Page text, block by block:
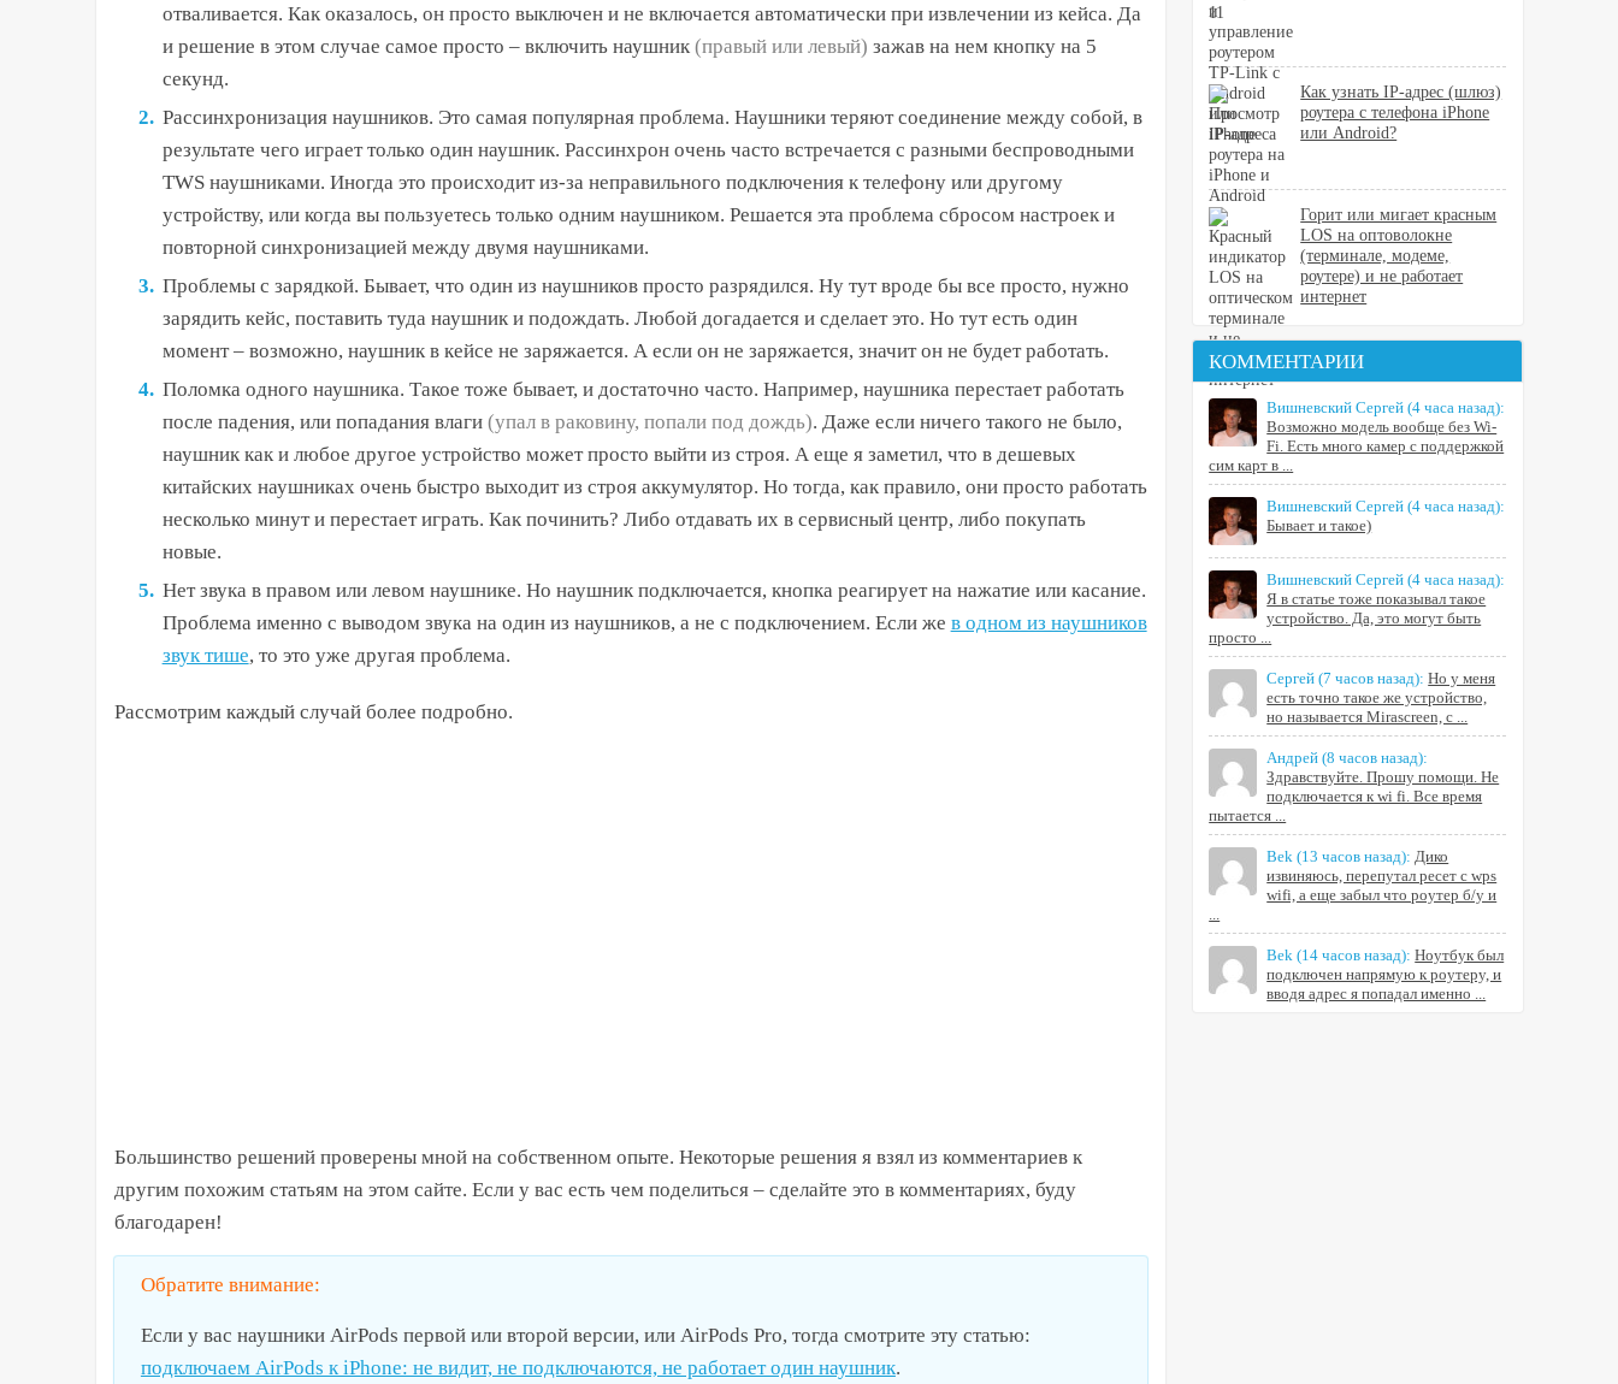
отваливается. Как оказалось, он просто выключен и не включается автоматически при извлечении из кейса. Да
и решение в этом случае самое просто – включить наушник (правый или левый) зажав на нем кнопку на 5
секунд.
Рассинхронизация наушников. Это самая популярная проблема. Наушники теряют соединение между собой, в
результате чего играет только один наушник. Рассинхрон очень часто встречается с разными беспроводными
TWS наушниками. Иногда это происходит из-за неправильного подключения к телефону или другому
устройству, или когда вы пользуетесь только одним наушником. Решается эта проблема сбросом настроек и
повторной синхронизацией между двумя наушниками.
Проблемы с зарядкой. Бывает, что один из наушников просто разрядился. Ну тут вроде бы все просто, нужно
зарядить кейс, поставить туда наушник и подождать. Любой догадается и сделает это. Но тут есть один
момент – возможно, наушник в кейсе не заряжается. А если он не заряжается, значит он не будет работать.
Поломка одного наушника. Такое тоже бывает, и достаточно часто. Например, наушника перестает работать
после падения, или попадания влаги (упал в раковину, попали под дождь). Даже если ничего такого не было,
наушник как и любое другое устройство может просто выйти из строя. А еще я заметил, что в дешевых
китайских наушниках очень быстро выходит из строя аккумулятор. Но тогда, как правило, они просто работать
несколько минут и перестает играть. Как починить? Либо отдавать их в сервисный центр, либо покупать
новые.
Нет звука в правом или левом наушнике. Но наушник подключается, кнопка реагирует на нажатие или касание.
Проблема именно с выводом звука на один из наушников, а не с подключением. Если же в одном из наушников
звук тише, то это уже другая проблема.
Рассмотрим каждый случай более подробно.
Большинство решений проверены мной на собственном опыте. Некоторые решения я взял из комментариев к
другим похожим статьям на этом сайте. Если у вас есть чем поделиться – сделайте это в комментариях, буду
благодарен!
Обратите внимание:
Если у вас наушники AirPods первой или второй версии, или AirPods Pro, тогда смотрите эту статью:
подключаем AirPods к iPhone: не видит, не подключаются, не работает один наушник.
Как узнать IP-адрес (шлюз)
роутера с телефона iPhone
или Android?
Горит или мигает красным
LOS на оптоволокне
(терминале, модеме,
роутере) и не работает
интернет
КОММЕНТАРИИ
Вишневский Сергей (4 часа назад):
Возможно модель вообще без Wi-
Fi. Есть много камер с поддержкой
сим карт в ...
Вишневский Сергей (4 часа назад):
Бывает и такое)
Вишневский Сергей (4 часа назад):
Я в статье тоже показывал такое
устройство. Да, это могут быть
просто ...
Сергей (7 часов назад): Но у меня
есть точно такое же устройство,
но называется Mirascreen, с ...
Андрей (8 часов назад):
Здравствуйте. Прошу помощи. Не
подключается к wi fi. Все время
пытается ...
Bek (13 часов назад): Дико
извиняюсь, перепутал ресет с wps
wifi, а еще забыл что роутер б/у и
...
Bek (14 часов назад): Ноутбук был
подключен напрямую к роутеру, и
вводя адрес я попадал именно ...